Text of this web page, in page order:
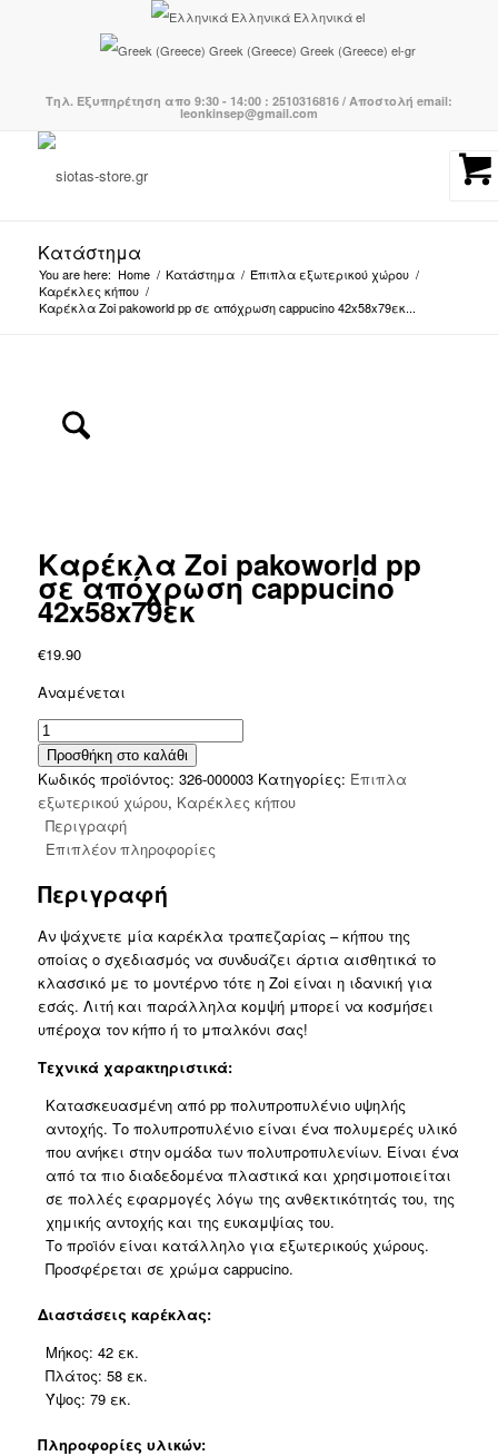
Ελληνικά Ελληνικά el
Greek (Greece) Greek (Greece) el-gr
Τηλ. Εξυπηρέτηση απο 9:30 - 14:00 : 2510316816 / Αποστολή email:
leonkinsep@gmail.com
Κατάστημα
You are here: Home / Κατάστημα / Έπιπλα εξωτερικού χώρου /
Καρέκλες κήπου /
Καρέκλα Zoi pakoworld pp σε απόχρωση cappucino 42x58x79εκ...
Καρέκλα Zoi pakoworld pp
σε απόχρωση cappucino
42x58x79εκ
€19.90
Αναμένεται
Καρέκλα
Zoi
pakoworld
pp
σε
απόχρωση
42x58x79εκ
Προσθήκη στο καλάθι
Κωδικός προϊόντος: 326-000003 Κατηγορίες: Έπιπλα
εξωτερικού χώρου, Καρέκλες κήπου
Περιγραφή
Επιπλέον πληροφορίες
Περιγραφή
Αν ψάχνετε μία καρέκλα τραπεζαρίας – κήπου της
οποίας ο σχεδιασμός να συνδυάζει άρτια αισθητικά το
κλασσικό με το μοντέρνο τότε η Zoi είναι η ιδανική για
εσάς. Λιτή και παράλληλα κομψή μπορεί να κοσμήσει
υπέροχα τον κήπο ή το μπαλκόνι σας!
Τεχνικά χαρακτηριστικά:
Κατασκευασμένη από pp πολυπροπυλένιο υψηλής
αντοχής. Το πολυπροπυλένιο είναι ένα πολυμερές υλικό
που ανήκει στην ομάδα των πολυπροπυλενίων. Είναι ένα
από τα πιο διαδεδομένα πλαστικά και χρησιμοποιείται
σε πολλές εφαρμογές λόγω της ανθεκτικότητάς του, της
χημικής αντοχής και της ευκαμψίας του.
Το προϊόν είναι κατάλληλο για εξωτερικούς χώρους.
Προσφέρεται σε χρώμα cappucino.
Διαστάσεις καρέκλας:
Μήκος: 42 εκ.
Πλάτος: 58 εκ.
Ύψος: 79 εκ.
Πληροφορίες υλικών: